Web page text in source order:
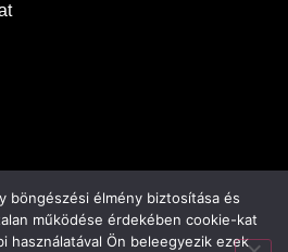
u. 17.
böngészési élmény biztosítása és
működése érdekében cookie-kat
használatával Ön beleegyezik ezek